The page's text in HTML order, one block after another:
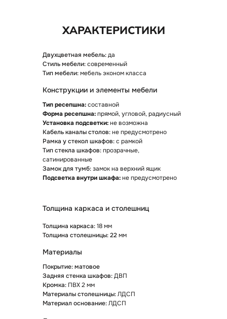
Тип ресепшна:составной
Форма ресепшна:прямой, угловой, радиусный
Установка подсветки:не возможна
Кабель каналы столов:не предусмотрено
Рамка у стекол шкафов:с рамкой
Тип стекла шкафов:прозрачные,
сатинированные
Замок для тумб:замок на верхний ящик
Подсветка внутри шкафа:не предусмотрено
Конструкции и элементы мебели
Покрытие: матовое
Задняя стенка шкафов:ДВП
Кромка: ПВХ 2 мм
Материалы столешницы:ЛДСП
Материал основание:ЛДСП
Толщина каркаса:18 мм
Толщина столешницы: 22мм
Материалы
Толщина каркаса и столешниц
Двухцветная мебель:да
Стиль мебели:современный
Тип мебели:мебель эконом класса
ПОХОЖИЕ СТОЙКИ РЕСЕПШН